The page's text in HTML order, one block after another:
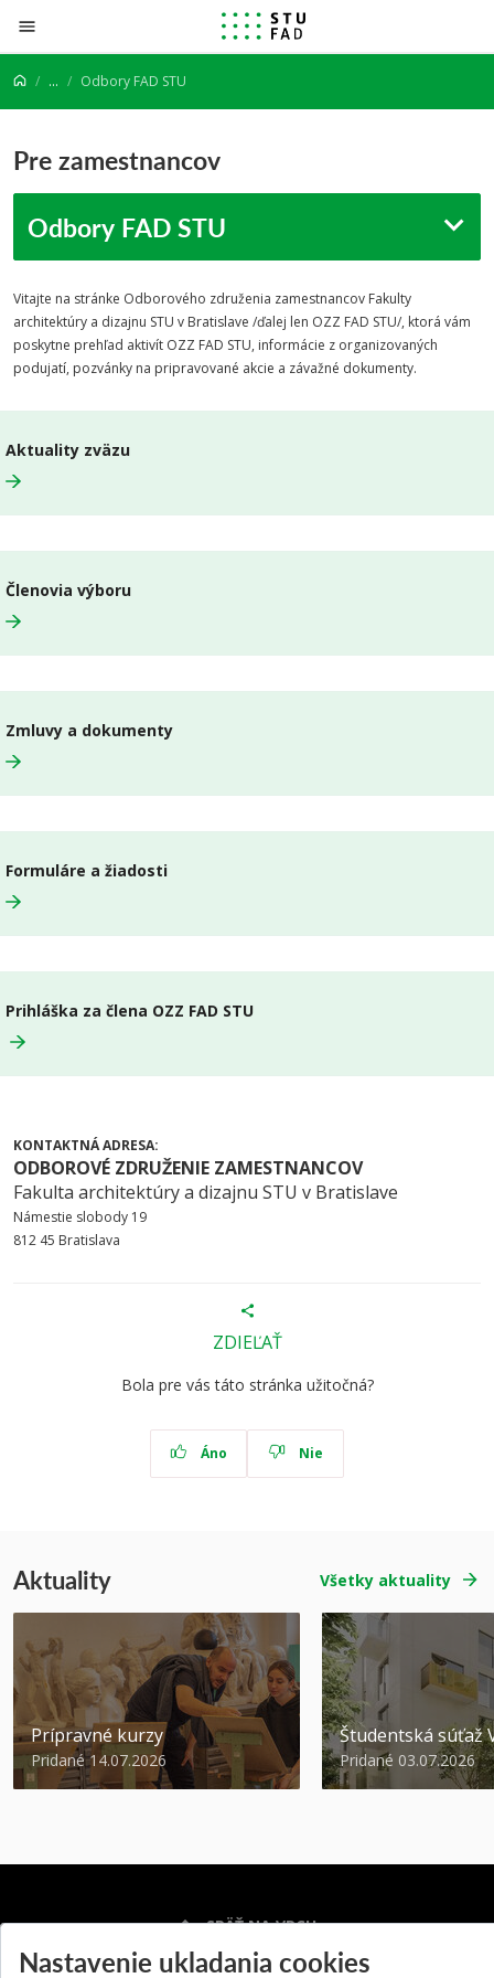
Prejsť na obsah
... Odbory FAD STU
Pre zamestnancov
Odbory FAD STU
Vitajte na stránke Odborového združenia zamestnancov Fakulty
architektúry a dizajnu STU v Bratislave /ďalej len OZZ FAD STU/, ktorá vám
poskytne prehľad aktivít OZZ FAD STU, informácie z organizovaných
podujatí, pozvánky na pripravované akcie a závažné dokumenty.
Aktuality zväzu
Členovia výboru
Zmluvy a dokumenty
Formuláre a žiadosti
Prihláška za člena OZZ FAD STU
KONTAKTNÁ ADRESA:
ODBOROVÉ ZDRUŽENIE ZAMESTNANCOV
Fakulta architektúry a dizajnu STU v Bratislave
Námestie slobody 19
812 45 Bratislava
ZDIEĽAŤ
Bola pre vás táto stránka užitočná?
Áno Nie
Aktuality Všetky aktuality
Prípravné kurzy
Pridané 14.07.2026
Študentská súťaž
Pridané 03.07.2026
SPÄŤ NA VRCH
Nastavenie ukladania cookies